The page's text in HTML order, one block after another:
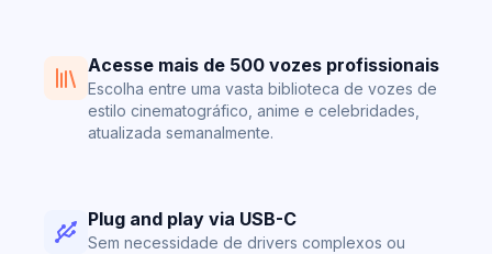
Acesse mais de 500 vozes profissionais
Escolha entre uma vasta biblioteca de vozes de
estilo cinematográfico, anime e celebridades,
atualizada semanalmente.
Plug and play via USB-C
Sem necessidade de drivers complexos ou